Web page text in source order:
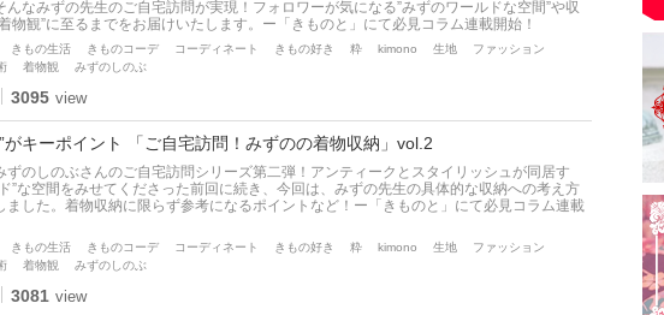
んなみずの先生のご自宅訪問が実現！フォロワーが気になる”みずのワールドな空間”や収
物観”に至るまでをお届けいたします。ー「きものと」にて必見コラム連載開始！
きもの生活 きものコーデ コーディネート きもの好き 粋 kimono 生地
ファッション
着物観 みずのしのぶ
3095 view
がキーポイント 「ご自宅訪問！みずのの着物収納」vol.2
ずのしのぶさんのご自宅訪問シリーズ第二弾！アンティークとスタイリッシュが同居す
”な空間をみせてくださった前回に続き、今回は、みずの先生の具体的な収納への考え方
ました。着物収納に限らず参考になるポイントなど！ー「きものと」にて必見コラム連載
きもの生活 きものコーデ コーディネート きもの好き 粋 kimono 生地
ファッション
着物観 みずのしのぶ
3081 view